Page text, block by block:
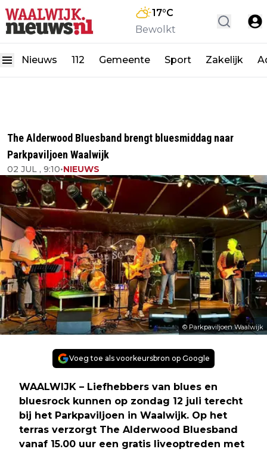
17°C
Bewolkt
Nieuws 112 Gemeente Sport Zakelijk
The Alderwood Bluesband brengt bluesmiddag naar
Parkpaviljoen Waalwijk
02 JUL , 9:10•NIEUWS
© Parkpaviljoen Waalwijk
Voeg toe als voorkeursbron op Google
WAALWIJK – Liefhebbers van blues en
bluesrock kunnen op zondag 12 juli terecht
bij het Parkpaviljoen in Waalwijk. Op het
terras verzorgt The Alderwood Bluesband
vanaf 15.00 uur een gratis liveoptreden met